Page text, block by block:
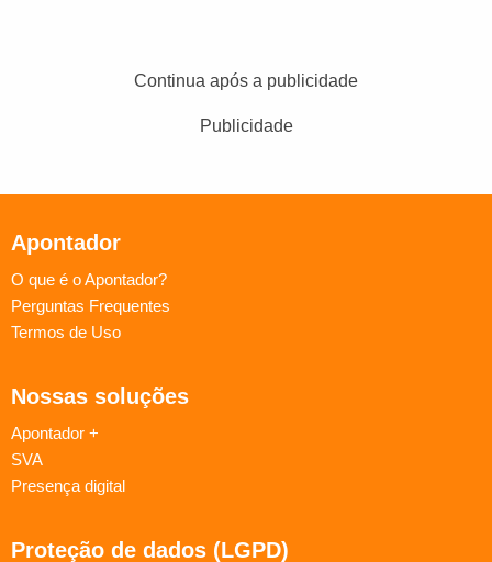
Continua após a publicidade
Publicidade
Apontador
O que é o Apontador?
Perguntas Frequentes
Termos de Uso
Nossas soluções
Apontador +
SVA
Presença digital
Proteção de dados (LGPD)